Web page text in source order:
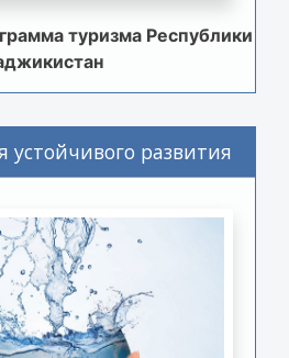
туризма Республики
устойчивого развития